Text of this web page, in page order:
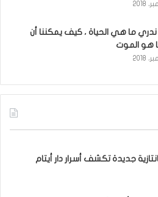
ندري ما هي الحياة ، كيف يمكننا أن
هو الموت
جديدة تكشف أسرار دار أيتام